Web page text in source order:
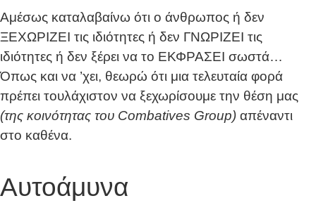
Αμέσως καταλαβαίνω ότι ο άνθρωπος ή δεν
ΞΕΧΩΡΙΖΕΙ τις ιδιότητες ή δεν ΓΝΩΡΙΖΕΙ τις
ιδιότητες ή δεν ξέρει να το ΕΚΦΡΑΣΕΙ σωστά…
Όπως και να ’χει, θεωρώ ότι μια τελευταία φορά
πρέπει τουλάχιστον να ξεχωρίσουμε την θέση μας
(της κοινότητας του Combatives Group) απέναντι
στο καθένα.
Αυτοάμυνα